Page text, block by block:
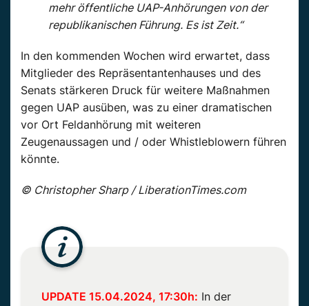
mehr öffentliche UAP-Anhörungen von der
republikanischen Führung. Es ist Zeit.“
In den kommenden Wochen wird erwartet, dass
Mitglieder des Repräsentantenhauses und des
Senats stärkeren Druck für weitere Maßnahmen
gegen UAP ausüben, was zu einer dramatischen
vor Ort Feldanhörung mit weiteren
Zeugenaussagen und / oder Whistleblowern führen
könnte.
© Christopher Sharp / LiberationTimes.com
UPDATE 15.04.2024, 17:30h: In der